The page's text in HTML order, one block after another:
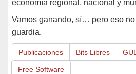
economía regional, nacional y
Vamos ganando, sí… pero eso
guardia.
Publicaciones Bits Libres
Free Software